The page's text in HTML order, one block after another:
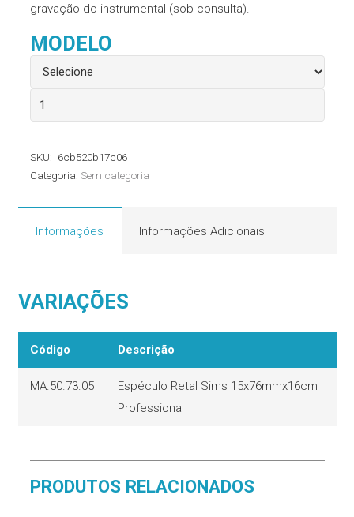
gravação do instrumental (sob consulta).
MODELO
Espéculo
Retal
Professional
SKU: 6cb520b17c06
Categoria: Sem categoria
Informações Informações Adicionais
VARIAÇÕES
Código Descrição
MA.50.73.05
Espéculo Retal Sims 15x76mmx16cm
Professional
PRODUTOS RELACIONADOS